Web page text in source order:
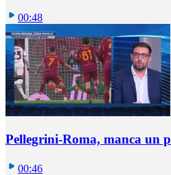
00:48
Pellegrini-Roma, manca un
00:46